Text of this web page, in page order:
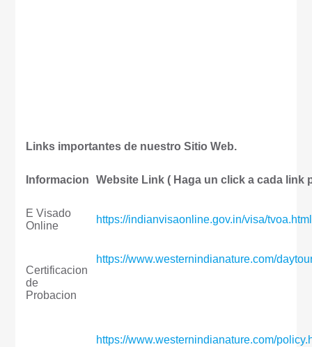
Links importantes de nuestro Sitio Web.
Informacion Website Link ( Haga un click a
E Visado
Online
https://indianvisaonline.gov.in/visa/tvoa.html
Certificacion
de
Probacion
https://www.westernindianature.com/
https://www.westernindianature.com/